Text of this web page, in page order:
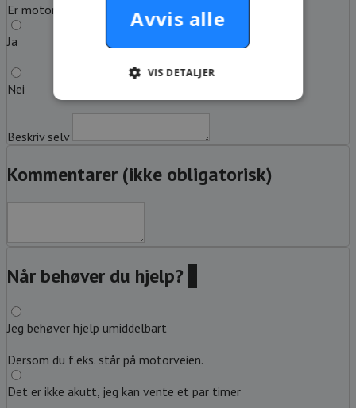
Er motoren i gang?
Ja
Nei
Beskriv selv
Kommentarer (ikke obligatorisk)
Når behøver du hjelp?
Jeg behøver hjelp umiddelbart
Dersom du f.eks. står på motorveien.
Det er ikke akutt, jeg kan vente et par timer
Avvis alle
VIS DETALJER